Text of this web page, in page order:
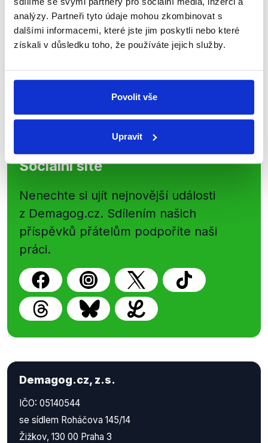
analýzy. Partneři tyto údaje mohou zkombinovat s
dalšími informacemi, které jste jim poskytli nebo které
získali v důsledku toho, že používáte jejich služby.
Povolit vše
Upravit
shrnutí nejzajímavějších článků a analýz.
Začněte nás odebírat, a mějte tak
přehled o tom, jaké dezinformace a
nepravdy se zrovna v Česku šíří.
WhatsApp
Sociální sítě
Nenechte si ujít nejnovější události
z Demagog.cz. Sdílením našich
příspěvků přátelům podpoříte naši
práci.
Demagog.cz, z.s.
IČO: 05140544
se sídlem Roháčova 145/14
Žižkov, 130 00 Praha 3